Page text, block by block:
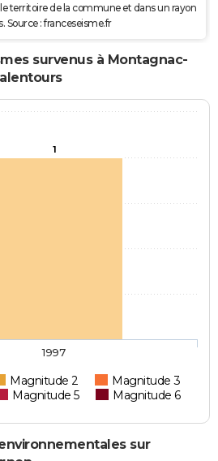
territoire de la commune et dans un rayon
Source : franceseisme.fr
survenus à Montagnac-
1
Magnitude 2
Magnitude 3
Magnitude 5 Magnitude 6
1997
sur